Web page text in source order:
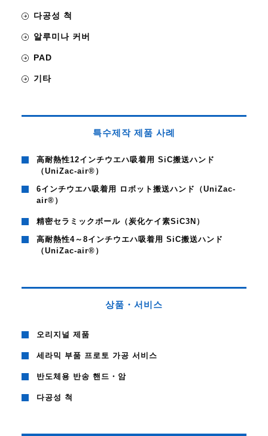
다공성 척
알루미나 커버
PAD
기타
특수제작 제품 사례
高耐熱性12インチウエハ吸着用 SiC搬送ハンド
（UniZac-air®）
6インチウエハ吸着用 ロボット搬送ハンド（UniZac-
air®）
精密セラミックボール（炭化ケイ素SiC3N）
高耐熱性4～8インチウエハ吸着用 SiC搬送ハンド
（UniZac-air®）
상품・서비스
오리지널 제품
세라믹 부품 프로토 가공 서비스
반도체용 반송 핸드・암
다공성 척